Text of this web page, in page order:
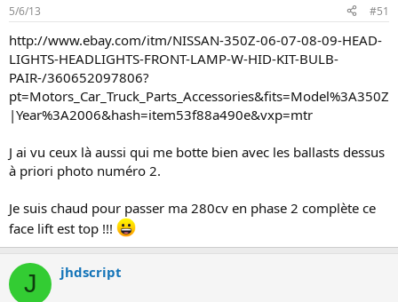
5/6/13 #51
http://www.ebay.com/itm/NISSAN-350Z-06-07-08-09-HEAD-
LIGHTS-HEADLIGHTS-FRONT-LAMP-W-HID-KIT-BULB-
PAIR-/360652097806?
pt=Motors_Car_Truck_Parts_Accessories&fits=Model%3A350Z
|Year%3A2006&hash=item53f88a490e&vxp=mtr
J ai vu ceux là aussi qui me botte bien avec les ballasts dessus
à priori photo numéro 2.
Je suis chaud pour passer ma 280cv en phase 2 complète ce
face lift est top !!!
J jhdscript